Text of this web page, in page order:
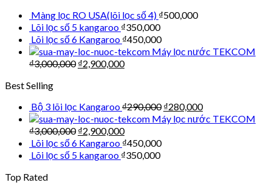
Màng lọc RO USA(lõi lọc số 4) ₫500,000
Lõi lọc số 5 kangaroo ₫350,000
Lõi lọc số 6 Kangaroo ₫450,000
Máy lọc nước TEKCOM
₫3,000,000 ₫2,900,000
Best Selling
Bộ 3 lõi lọc Kangaroo₫290,000 ₫280,000
Máy lọc nước TEKCOM
₫3,000,000 ₫2,900,000
Lõi lọc số 6 Kangaroo ₫450,000
Lõi lọc số 5 kangaroo ₫350,000
Top Rated